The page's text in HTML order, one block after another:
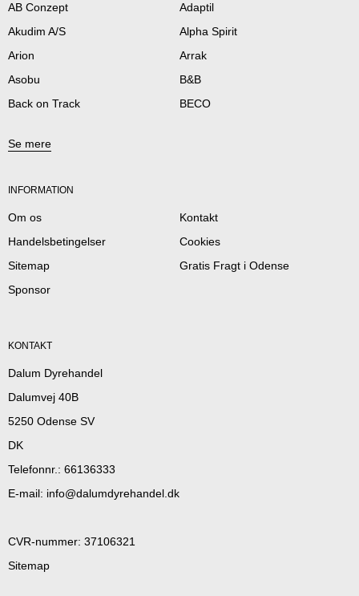
AB Conzept
Adaptil
Akudim A/S
Alpha Spirit
Arion
Arrak
Asobu
B&B
Back on Track
BECO
Se mere
INFORMATION
Om os
Kontakt
Handelsbetingelser
Cookies
Sitemap
Gratis Fragt i Odense
Sponsor
KONTAKT
Dalum Dyrehandel
Dalumvej 40B
5250 Odense SV
DK
Telefonnr. : 66136333
E-mail: info@dalumdyrehandel.dk
CVR-nummer: 37106321
Sitemap